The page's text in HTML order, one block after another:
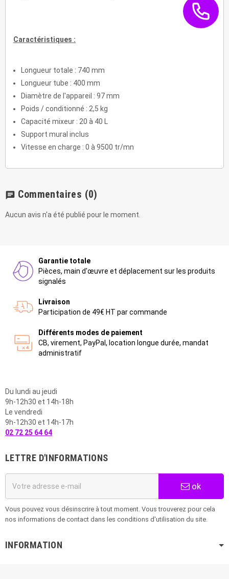
Caractéristiques :
Longueur totale : 740 mm
Longueur tube : 400 mm
Diamètre de l'appareil : 97 mm
Poids / conditionné : 2,5 kg
Capacité mixeur : 20 à 40 L
Support mural inclus
Vitesse en charge : 0 à 9500 tr/mn
chat Commentaires (0)
Aucun avis n'a été publié pour le moment.
Garantie totale
Pièces, main d'œuvre et déplacement sur les produits
signalés
Livraison
Participation de 49€ HT par commande
Différents modes de paiement
CB, virement, PayPal, location longue durée, mandat
administratif
Du lundi au jeudi
9h-12h30 et 14h-18h
Le vendredi
9h-12h30 et 14h-17h
02 72 25 64 64
LETTRE D'INFORMATIONS
ok
Vous pouvez vous désinscrire à tout moment. Vous trouverez pour cela
nos informations de contact dans les conditions d'utilisation du site.
INFORMATION